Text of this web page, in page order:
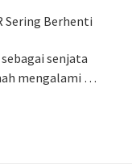
Sering Berhenti
senjata
mengalami …